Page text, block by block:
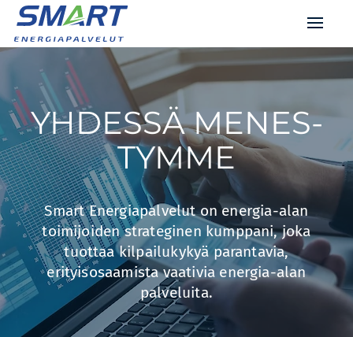
YHDES­SÄ MENES­
TYMME
Smart Energiapalvelut on energia-alan
toimijoiden strateginen kumppani, joka
tuottaa kilpailukykyä parantavia,
erityisosaamista vaativia energia-alan
palveluita.